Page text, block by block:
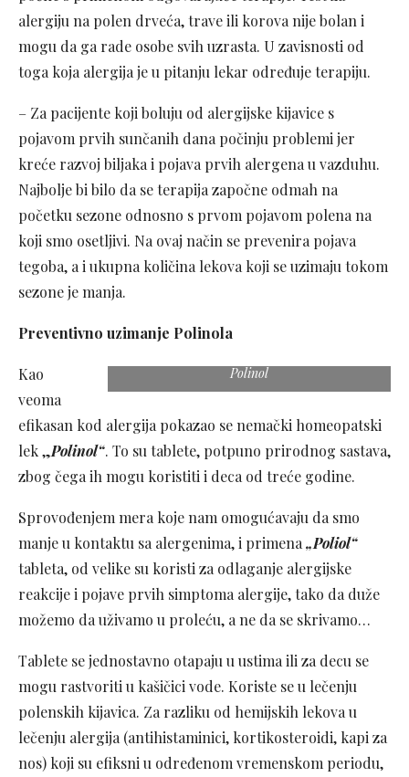
alergiju na polen drveća, trave ili korova nije bolan i
mogu da ga rade osobe svih uzrasta. U zavisnosti od
toga koja alergija je u pitanju lekar određuje terapiju.
– Za pacijente koji boluju od alergijske kijavice s
pojavom prvih sunčanih dana počinju problemi jer
kreće razvoj biljaka i pojava prvih alergena u vazduhu.
Najbolje bi bilo da se terapija započne odmah na
početku sezone odnosno s prvom pojavom polena na
koji smo osetljivi. Na ovaj način se prevenira pojava
tegoba, a i ukupna količina lekova koji se uzimaju tokom
sezone je manja.
Preventivno uzimanje Polinola
Polinol
Kao
veoma
efikasan kod alergija pokazao se nemački homeopatski
lek „Polinol“. To su tablete, potpuno prirodnog sastava,
zbog čega ih mogu koristiti i deca od treće godine.
Sprovođenjem mera koje nam omogućavaju da smo
manje u kontaktu sa alergenima, i primena „Poliol“
tableta, od velike su koristi za odlaganje alergijske
reakcije i pojave prvih simptoma alergije, tako da duže
možemo da uživamo u proleću, a ne da se skrivamo…
Tablete se jednostavno otapaju u ustima ili za decu se
mogu rastvoriti u kašičici vode. Koriste se u lečenju
polenskih kijavica. Za razliku od hemijskih lekova u
lečenju alergija (antihistaminici, kortikosteroidi, kapi za
nos) koji su efiksni u određenom vremenskom periodu,